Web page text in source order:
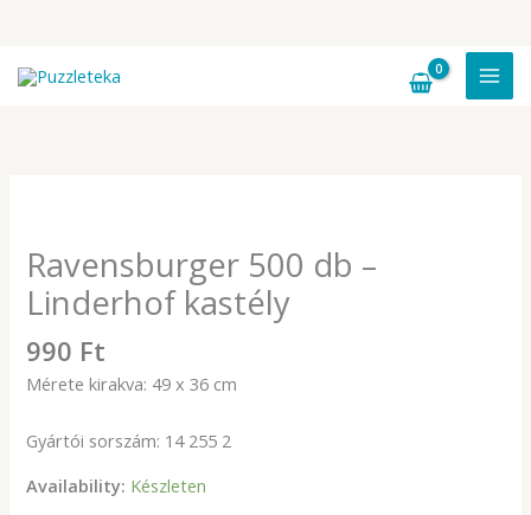
Ravensburger 500 db –
Linderhof kastély
990 Ft
Mérete kirakva: 49 x 36 cm
Gyártói sorszám: 14 255 2
Availability: Készleten
Linderhof